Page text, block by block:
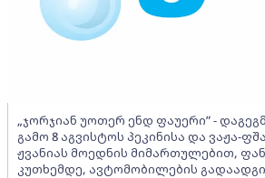
„ჯორჯიან უოთერ ენდ ფაუერი” -
გამო 8 აგვისტოს პეკინისა და ვაჟა-
ჟვანიას მოედნის მიმართულებით,
კუთხემდე, ავტომობილების